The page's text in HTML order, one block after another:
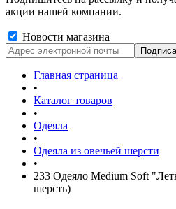
акции нашей компании.
Новости магазина
Главная страница
•
Каталог товаров
•
Одеяла
•
Одеяла из овечьей шерсти
•
233 Одеяло Medium Soft
шерсть)